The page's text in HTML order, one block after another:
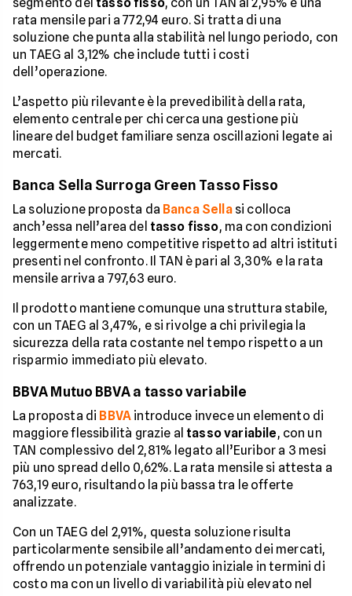
rata mensile pari a 772,94 euro. Si tratta di una
soluzione che punta alla stabilità nel lungo periodo, con
un TAEG al 3,12% che include tutti i costi
dell’operazione.
L’aspetto più rilevante è la prevedibilità della rata,
elemento centrale per chi cerca una gestione più
lineare del budget familiare senza oscillazioni legate ai
mercati.
Banca Sella Surroga Green Tasso Fisso
La soluzione proposta da Banca Sellasi colloca
anch’essa nell’area del tasso fisso, ma con condizioni
leggermente meno competitive rispetto ad altri istituti
presenti nel confronto. Il TAN è pari al 3,30% e la rata
mensile arriva a 797,63 euro.
Il prodotto mantiene comunque una struttura stabile,
con un TAEG al 3,47%, e si rivolge a chi privilegia la
sicurezza della rata costante nel tempo rispetto a un
risparmio immediato più elevato.
BBVA Mutuo BBVA a tasso variabile
La proposta di BBVA introduce invece un elemento di
maggiore flessibilità grazie al tasso variabile, con un
TAN complessivo del 2,81% legato all’Euribor a 3 mesi
più uno spread dello 0,62%. La rata mensile si attesta a
763,19 euro, risultando la più bassa tra le offerte
analizzate.
Con un TAEG del 2,91%, questa soluzione risulta
particolarmente sensibile all’andamento dei mercati,
offrendo un potenziale vantaggio iniziale in termini di
costo ma con un livello di variabilità più elevato nel